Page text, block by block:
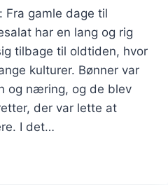
Fra gamle dage til
har en lang og rig
tilbage til oldtiden, hvor
kulturer. Bønner var
og næring, og de blev
der var lette at
I det…